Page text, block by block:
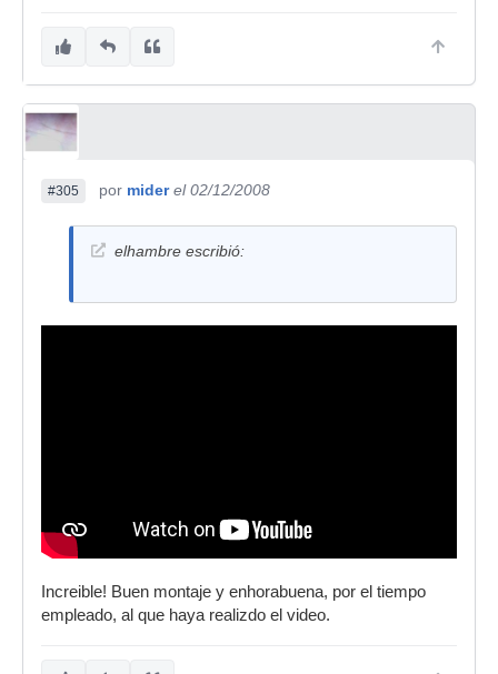
#305 por mider el 02/12/2008
elhambre escribió:
Increible! Buen montaje y enhorabuena, por el tiempo
empleado, al que haya realizdo el video.